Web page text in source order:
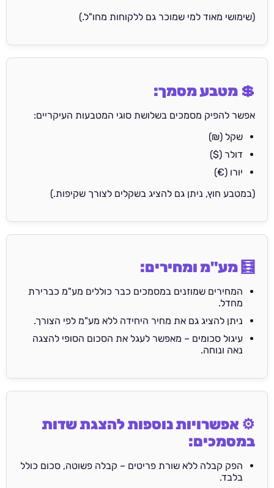
(שימושי מאוד למי שמוכר גם ללקוחות מחו"ל.)
💲 מטבע מסמך:
אפשר להפיק מסמכים בשלושת סוגי המטבעות העיקריים:
שקל (₪)
דולר ($)
יורו (€)
(במטבע חוץ, ניתן גם להציג בשקלים לצורך שקיפות.)
🧮 מע"מ ומחירים:
המחירים שמוזנים במסמכים כבר כוללים מע"מ כברירת
מחדל.
ניתן להציג גם את מחיר היחידה ללא מע"מ לפי הצורך.
עיגול סכומים – מאפשר לעגל את הסכום הסופי להצגה
נאה ונוחה.
⚙️ אפשרויות נוספות להצגת שדות
במסמכים:
הפק קבלה ללא שורת פריטים – קבלה פשוטה, סכום כולל
בלבד.